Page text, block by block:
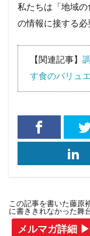
私たちは「地域
の情報に接する必
【関連記事】
す食のバリュ
この記事を書いた藤原
に書ききれなかった舞
メルマガ詳細 ▶︎